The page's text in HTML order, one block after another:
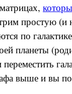
простую (и
по
планеты
выше и вы